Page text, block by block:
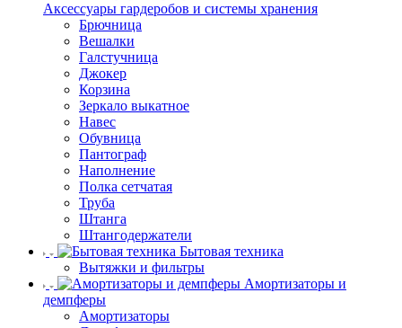
Аксессуары гардеробов и системы хранения
Брючница
Вешалки
Галстучница
Джокер
Корзина
Зеркало выкатное
Навес
Обувница
Пантограф
Наполнение
Полка сетчатая
Труба
Штанга
Штангодержатели
Бытовая техника
Вытяжки и фильтры
Амортизаторы и
демпферы
Амортизаторы